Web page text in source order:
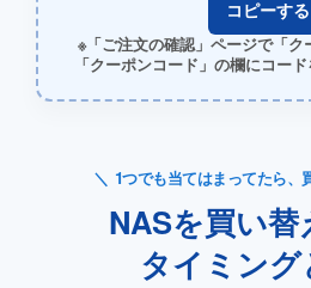
コピーする
※「ご注文の確認」ページで「ク
「クーポンコード」の欄にコー
1つでも当てはまってたら、
NASを買い替
タイミング